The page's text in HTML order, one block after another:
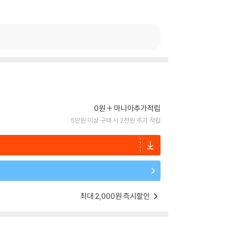
0원 마니아추가적립
5만원 이상 구매 시 2천원 추가 적립
최대 2,000원 즉시할인